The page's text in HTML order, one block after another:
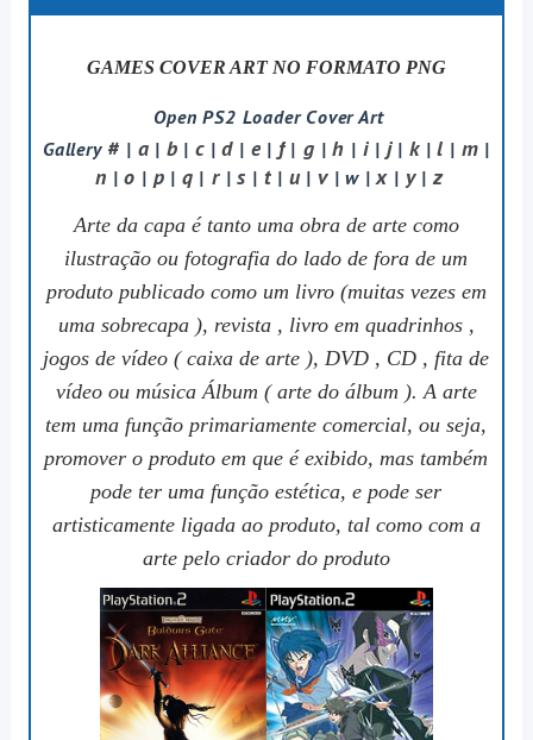
GAMES COVER ART NO FORMATO PNG
Open PS2 Loader Cover Art
Gallery # | a | b | c | d | e | f | g | h | i | j | k | l | m |
n | o | p | q | r | s | t | u | v | w | x | y | z
Arte da capa é tanto uma obra de arte como
ilustração ou fotografia do lado de fora de um
produto publicado como um livro (muitas vezes em
uma sobrecapa ), revista , livro em quadrinhos ,
jogos de vídeo ( caixa de arte ), DVD , CD , fita de
vídeo ou música Álbum ( arte do álbum ). A arte
tem uma função primariamente comercial, ou seja,
promover o produto em que é exibido, mas também
pode ter uma função estética, e pode ser
artisticamente ligada ao produto, tal como com a
arte pelo criador do produto